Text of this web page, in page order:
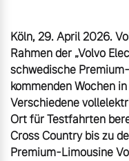
Köln, 29. April 2026.
Rahmen der „Volvo
schwedische
kommenden Wochen
Verschiedene
Ort für Testfahrten
Cross Country bis zu
Premium-Limousine